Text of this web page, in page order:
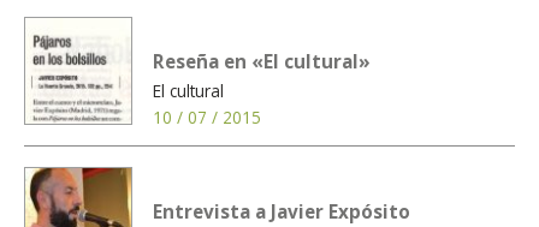
Reseña en «El cultural»
El cultural
10 / 07 / 2015
Entrevista a Javier Expósito